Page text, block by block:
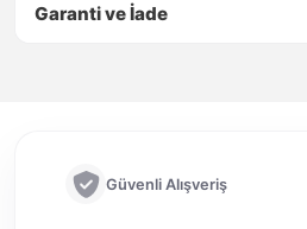
Garanti ve İade
Güvenli Alışveriş